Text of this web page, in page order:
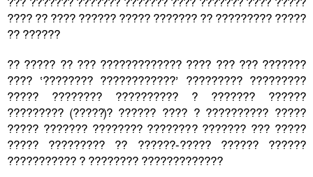
???? ?? ???? ?????? ????? ??????? ?? ????????? ?????
?? ??????
?? ????? ?? ??? ????????????? ???? ??? ??? ???????
???? ‘???????? ????????????’ ????????? ?????????
????? ???????? ?????????? ? ??????? ??????
????????? (?????)? ?????? ???? ? ?????????? ?????
????? ??????? ???????? ???????? ??????? ??? ?????
????? ????????? ?? ??????-????? ?????? ??????
??????????? ? ???????? ?????????????